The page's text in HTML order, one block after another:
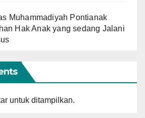
Muhammadiyah Pontianak
Hak Anak yang sedang Jalani
untuk ditampilkan.